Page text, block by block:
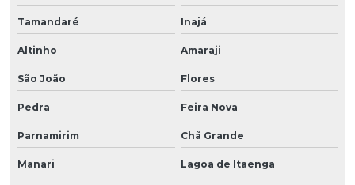
Tamandaré Inajá
Altinho Amaraji
São João Flores
Pedra Feira Nova
Parnamirim Chã Grande
Manari Lagoa de Itaenga